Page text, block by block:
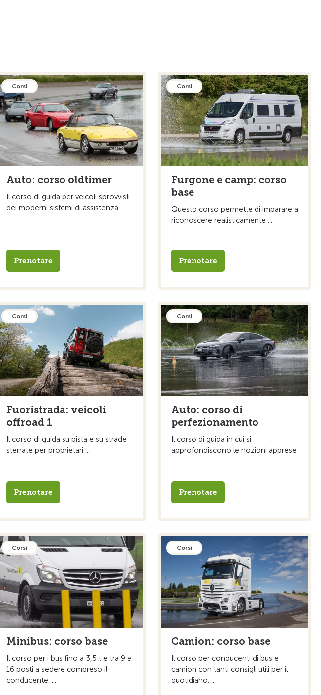
Corsi
Auto: corso oldtimer
Il corso di guida per veicoli sprovvisti
dei moderni sistemi di assistenza.
Prenotare
Corsi
Furgone e camp: corso
base
Questo corso permette di imparare a
riconoscere realisticamente ...
Prenotare
Corsi
Fuoristrada: veicoli
offroad 1
Il corso di guida su pista e su strade
sterrate per proprietari ...
Prenotare
Corsi
Auto: corso di
perfezionamento
Il corso di guida in cui si
approfondiscono le nozioni apprese
Prenotare
Corsi
Minibus: corso base
Il corso per i bus fino a 3,5 t e tra 9 e
16 posti a sedere compreso il
conducente. ...
Corsi
Camion: corso base
Il corso per conducenti di bus e
camion con tanti consigli utili per il
quotidiano. ...